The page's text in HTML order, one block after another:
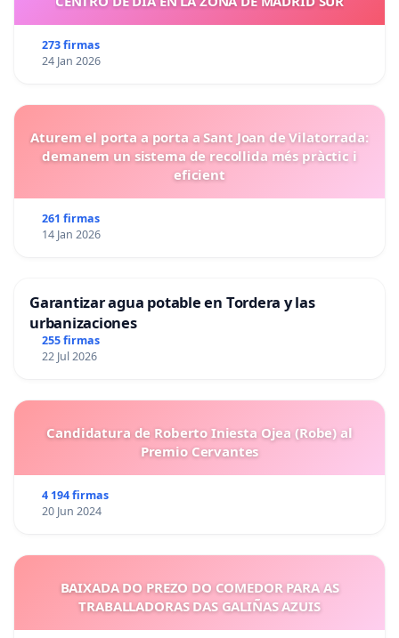
273 firmas
24 Jan 2026
Aturem el porta a porta a Sant Joan de Vilatorrada:
demanem un sistema de recollida més pràctic i
eficient
261 firmas
14 Jan 2026
Garantizar agua potable en Tordera y las
urbanizaciones
255 firmas
22 Jul 2026
Candidatura de Roberto Iniesta Ojea (Robe) al
Premio Cervantes
4 194 firmas
20 Jun 2024
BAIXADA DO PREZO DO COMEDOR PARA AS
TRABALLADORAS DAS GALIÑAS AZUIS